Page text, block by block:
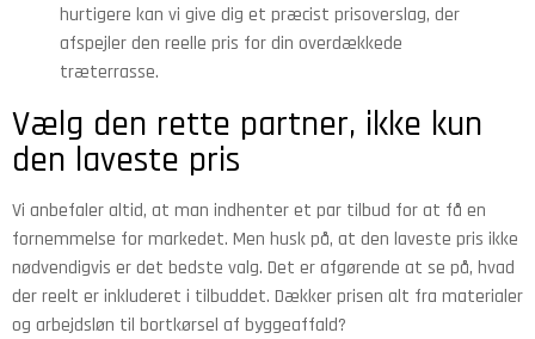
hurtigere kan vi give dig et præcist prisoverslag, der
afspejler den reelle pris for din overdækkede
træterrasse.
Vælg den rette partner, ikke kun
den laveste pris
Vi anbefaler altid, at man indhenter et par tilbud for at få en
fornemmelse for markedet. Men husk på, at den laveste pris ikke
nødvendigvis er det bedste valg. Det er afgørende at se på, hvad
der reelt er inkluderet i tilbuddet. Dækker prisen alt fra materialer
og arbejdsløn til bortkørsel af byggeaffald?